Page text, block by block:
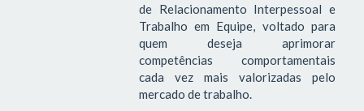
de Relacionamento Interpessoal e
Trabalho em Equipe, voltado para
quem deseja aprimorar
competências comportamentais
cada vez mais valorizadas pelo
mercado de trabalho.